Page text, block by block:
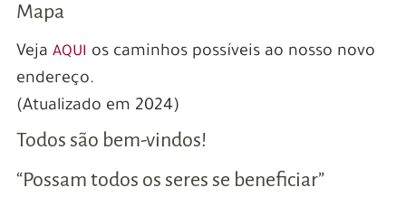
Mapa
Veja AQUI os caminhos possíveis ao nosso novo
endereço.
(Atualizado em 2024)
Todos são bem-vindos!
“Possam todos os seres se beneficiar”